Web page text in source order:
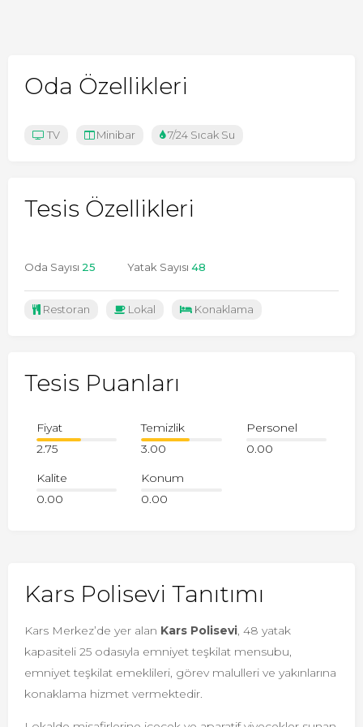
Oda Özellikleri
TV Minibar 7/24 Sıcak Su
Tesis Özellikleri
Oda Sayısı 25 Yatak Sayısı 48
Restoran Lokal Konaklama
Tesis Puanları
Fiyat
2.75
Temizlik
3.00
Personel
0.00
Kalite
0.00
Konum
0.00
Kars Polisevi Tanıtımı
Kars Merkez’de yer alan Kars Polisevi, 48 yatak
kapasiteli 25 odasıyla emniyet teşkilat mensubu,
emniyet teşkilat emeklileri, görev malulleri ve yakınlarına
konaklama hizmet vermektedir.